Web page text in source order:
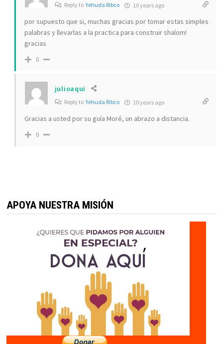
Reply toYehuda Ribco 10 years ago
por supuesto que si, muchas gracias por tomar estas simples
palabras y llevarlas a la practica para construir shalom!
gracias
0
julioaqui
Reply toYehuda Ribco 10 years ago
Gracias a usted por su guía Moré, un abrazo a distancia.
0
APOYA NUESTRA MISIÓN